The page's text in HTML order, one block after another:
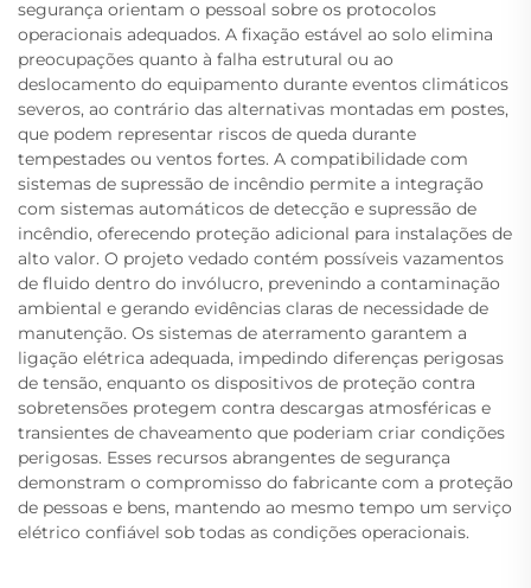
segurança orientam o pessoal sobre os protocolos
operacionais adequados. A fixação estável ao solo elimina
preocupações quanto à falha estrutural ou ao
deslocamento do equipamento durante eventos climáticos
severos, ao contrário das alternativas montadas em postes,
que podem representar riscos de queda durante
tempestades ou ventos fortes. A compatibilidade com
sistemas de supressão de incêndio permite a integração
com sistemas automáticos de detecção e supressão de
incêndio, oferecendo proteção adicional para instalações de
alto valor. O projeto vedado contém possíveis vazamentos
de fluido dentro do invólucro, prevenindo a contaminação
ambiental e gerando evidências claras de necessidade de
manutenção. Os sistemas de aterramento garantem a
ligação elétrica adequada, impedindo diferenças perigosas
de tensão, enquanto os dispositivos de proteção contra
sobretensões protegem contra descargas atmosféricas e
transientes de chaveamento que poderiam criar condições
perigosas. Esses recursos abrangentes de segurança
demonstram o compromisso do fabricante com a proteção
de pessoas e bens, mantendo ao mesmo tempo um serviço
elétrico confiável sob todas as condições operacionais.